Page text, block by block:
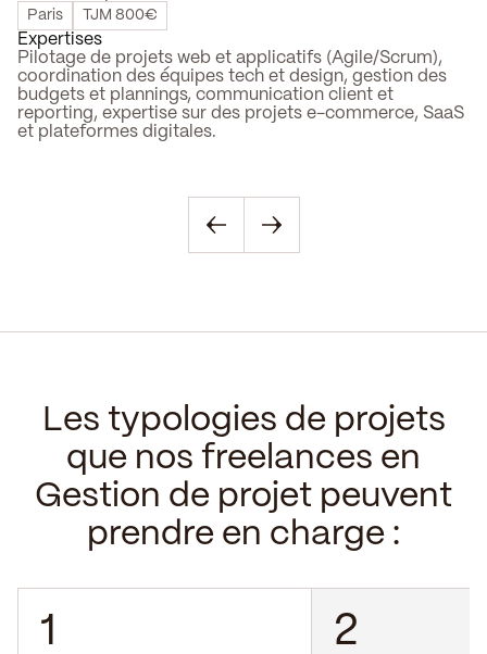
Paris TJM 800€
Expertises
Pilotage de projets web et applicatifs (Agile/Scrum),
coordination des équipes tech et design, gestion des
budgets et plannings, communication client et
reporting, expertise sur des projets e-commerce, SaaS
et plateformes digitales.
Les typologies de projets
que nos freelances en
Gestion de projet peuvent
prendre en charge :
1 2